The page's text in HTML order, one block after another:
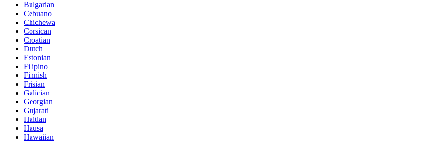
Bulgarian
Cebuano
Chichewa
Corsican
Croatian
Dutch
Estonian
Filipino
Finnish
Frisian
Galician
Georgian
Gujarati
Haitian
Hausa
Hawaiian